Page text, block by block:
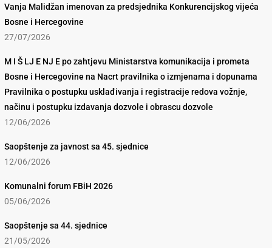
Vanja Malidžan imenovan za predsjednika Konkurencijskog vijeća
Bosne i Hercegovine
27/07/2026
M I Š LJ E NJ E po zahtjevu Ministarstva komunikacija i prometa
Bosne i Hercegovine na Nacrt pravilnika o izmjenama i dopunama
Pravilnika o postupku usklađivanja i registracije redova vožnje,
načinu i postupku izdavanja dozvole i obrascu dozvole
12/06/2026
Saopštenje za javnost sa 45. sjednice
12/06/2026
Komunalni forum FBiH 2026
05/06/2026
Saopštenje sa 44. sjednice
21/05/2026